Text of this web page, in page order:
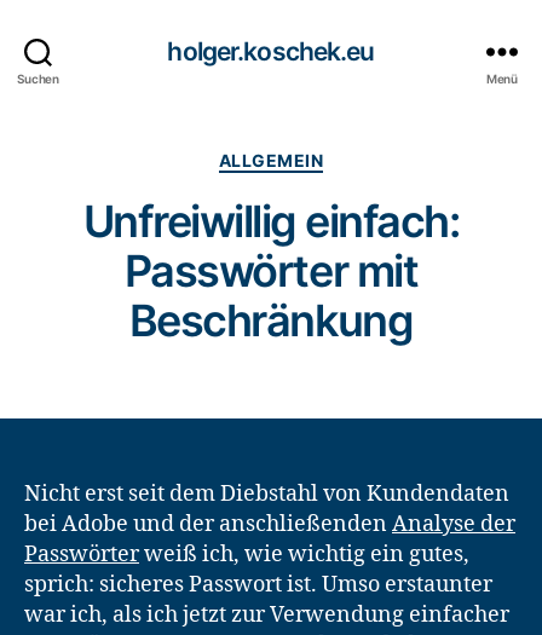
Suchen
holger.koschek.eu
Menü
Kategorien
ALLGEMEIN
Unfreiwillig einfach:
Passwörter mit
Beschränkung
Nicht erst seit dem Diebstahl von Kundendaten
bei Adobe und der anschließendenAnalyse der
Passwörterweiß ich, wie wichtig ein gutes,
sprich: sicheres Passwort ist. Umso erstaunter
war ich, als ich jetzt zur Verwendung einfacher